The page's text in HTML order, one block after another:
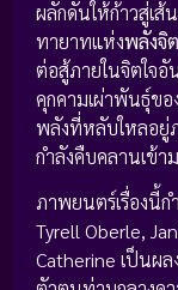
ผลักดันให้ก้าวสู่เ
ทายาทแห่งพลังจิ
ต่อสู้ภายในจิตใจ
คุกคามเผ่าพันธุ์ขอ
พลังที่หลับใหลอยู่
กำลังคืบคลานเข้า
ภาพยนตร์เรื่องนี้ก
Tyrell Oberle,
Catherine เป็นผล